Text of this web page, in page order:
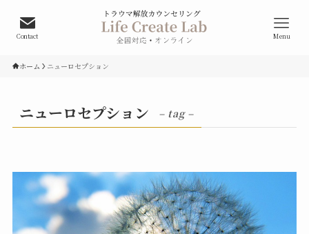
Contact Menu
ホーム ニューロセプション
ニューロセプション – tag –